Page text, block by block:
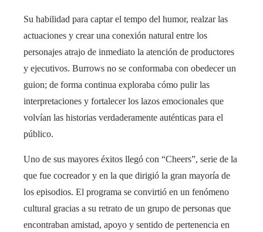
Su habilidad para captar el tempo del humor, realzar las
actuaciones y crear una conexión natural entre los
personajes atrajo de inmediato la atención de productores
y ejecutivos. Burrows no se conformaba con obedecer un
guion; de forma continua exploraba cómo pulir las
interpretaciones y fortalecer los lazos emocionales que
volvían las historias verdaderamente auténticas para el
público.
Uno de sus mayores éxitos llegó con “Cheers”, serie de la
que fue cocreador y en la que dirigió la gran mayoría de
los episodios. El programa se convirtió en un fenómeno
cultural gracias a su retrato de un grupo de personas que
encontraban amistad, apoyo y sentido de pertenencia en